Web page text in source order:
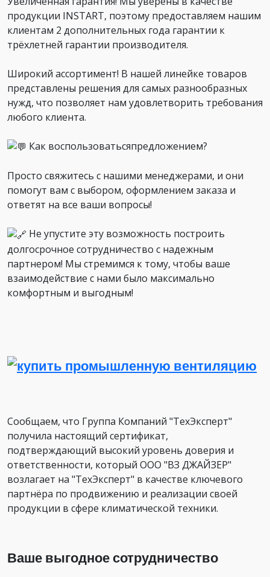
продукции INSTART, поэтому предоставляем нашим
клиентам 2 дополнительных года гарантии к
трёхлетней гарантии производителя.
Широкий ассортимент! В нашей линейке товаров
представлены решения для самых разнообразных
нужд, что позволяет нам удовлетворить требования
любого клиента.
Как воспользоватьсяпредложением?
Просто свяжитесь с нашими менеджерами, и они
помогут вам с выбором, оформлением заказа и
ответят на все ваши вопросы!
Не упустите эту возможность построить
долгосрочное сотрудничество с надежным
партнером! Мы стремимся к тому, чтобы ваше
взаимодействие с нами было максимально
комфортным и выгодным!
Сообщаем, что Группа Компаний "ТехЭксперт"
получила настоящий сертификат,
подтверждающий высокий уровень доверия и
ответственности, который ООО "ВЗ ДЖАЙЗЕР"
возлагает на "ТехЭксперт" в качестве ключевого
партнёра по продвижению и реализации своей
продукции в сфере климатической техники.
Ваше выгодное сотрудничество